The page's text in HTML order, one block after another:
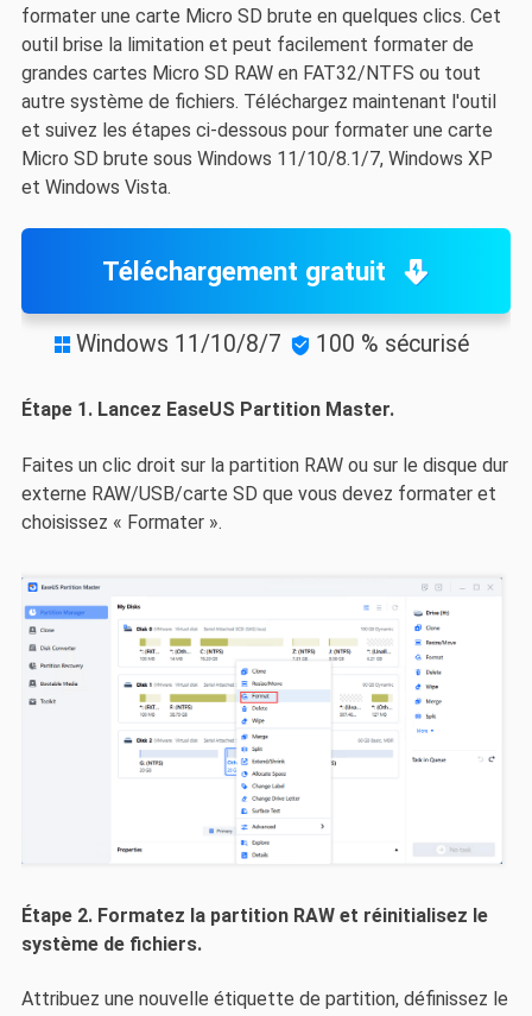
formater une carte Micro SD brute en quelques clics. Cet
outil brise la limitation et peut facilement formater de
grandes cartes Micro SD RAW en FAT32/NTFS ou tout
autre système de fichiers. Téléchargez maintenant l'outil
et suivez les étapes ci-dessous pour formater une carte
Micro SD brute sous Windows 11/10/8.1/7, Windows XP
et Windows Vista.
Téléchargement gratuit
 Windows 11/10/8/7  100 % sécurisé
Étape 1. Lancez EaseUS Partition Master.
Faites un clic droit sur la partition RAW ou sur le disque dur
externe RAW/USB/carte SD que vous devez formater et
choisissez « Formater ».
Étape 2. Formatez la partition RAW et réinitialisez le
système de fichiers.
Attribuez une nouvelle étiquette de partition, définissez le